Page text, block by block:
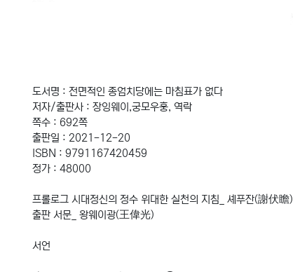
도서명 : 전면적인 종엄치당에는 마침표가 없다
저자/출판사 : 장잉웨이,궁모우훙, 역락
쪽수 : 692쪽
출판일 : 2021-12-20
ISBN : 9791167420459
정가 : 48000
프롤로그 시대정신의 정수 위대한 실천의 지침_ 셰푸잔(謝伏瞻)
출판 서문_ 왕웨이광(王偉光)
서언